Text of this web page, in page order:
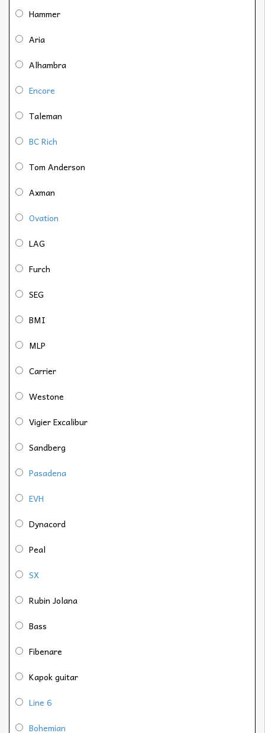
Hammer
Aria
Alhambra
Encore
Taleman
BC Rich
Tom Anderson
Axman
Ovation
LAG
Furch
SEG
BMI
MLP
Carrier
Westone
Vigier Excalibur
Sandberg
Pasadena
EVH
Dynacord
Peal
SX
Rubin Jolana
Bass
Fibenare
Kapok guitar
Line 6
Bohemian